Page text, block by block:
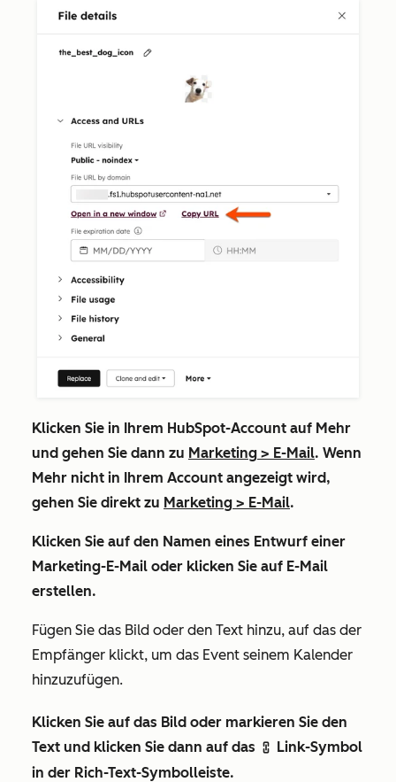
Klicken Sie in Ihrem HubSpot-Account auf Mehr
und gehen Sie dann zu Marketing > E-Mail. Wenn
Mehr nicht in Ihrem Account angezeigt wird,
gehen Sie direkt zu Marketing > E-Mail.
Klicken Sie auf den Namen eines Entwurf einer
Marketing-E-Mail oder klicken Sie auf E-Mail
erstellen.
Fügen Sie das Bild oder den Text hinzu, auf das der
Empfänger klickt, um das Event seinem Kalender
hinzuzufügen.
Klicken Sie auf das Bild oder markieren Sie den
Text und klicken Sie dann auf das link Link-Symbol
in der Rich-Text-Symbolleiste.